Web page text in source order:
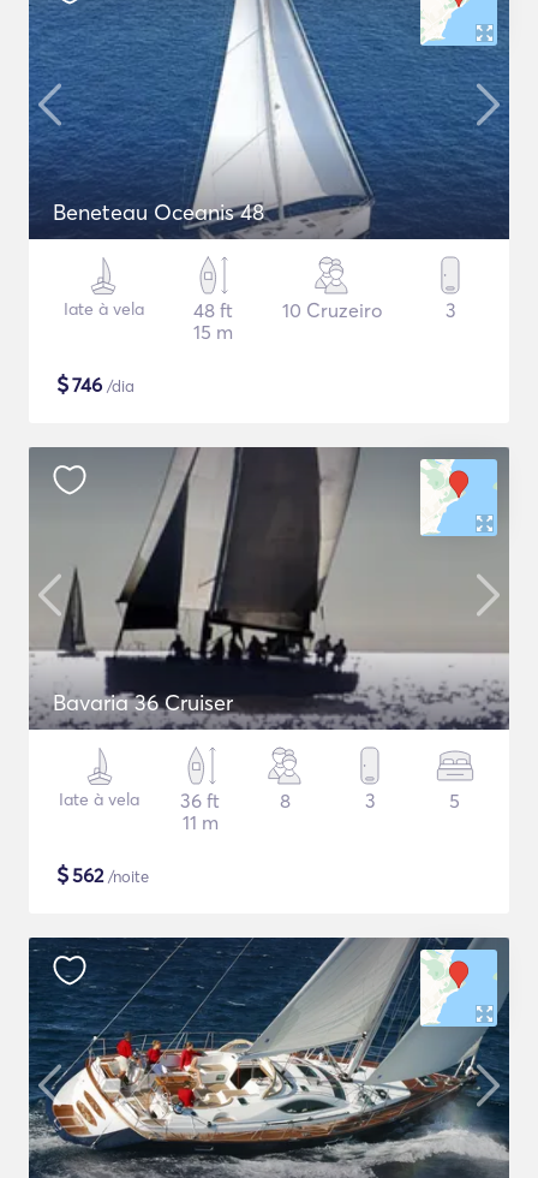
Beneteau Oceanis 48
Iate à vela
48 ft
15 m
10 Cruzeiro 3
$746 /dia
Bavaria 36 Cruiser
Iate à vela
36 ft
11 m
8 3 5
$562/noite